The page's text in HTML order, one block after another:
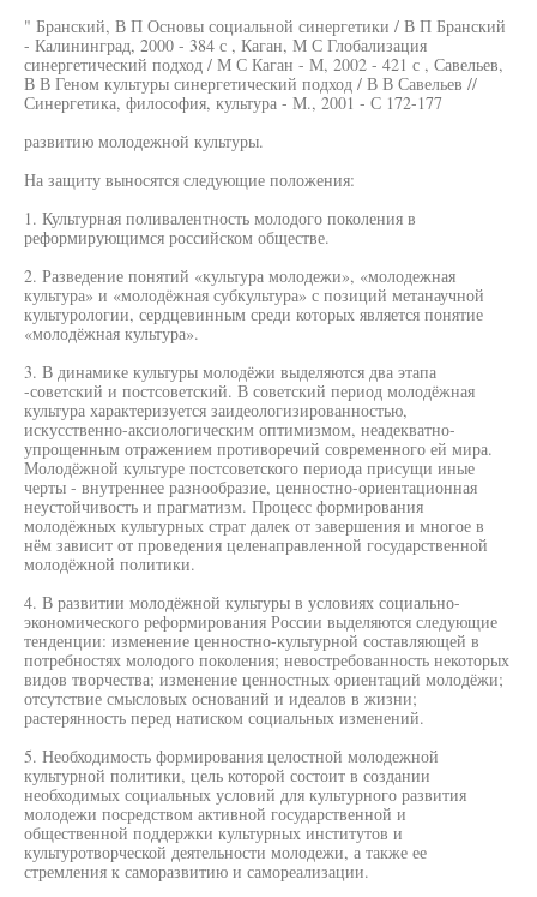
" Бранский, В П Основы социальной синергетики / В П Бранский
- Калининград, 2000 - 384 с , Каган, М С Глобализация
синергетический подход / М С Каган - М, 2002 - 421 с , Савельев,
В В Геном культуры синергетический подход / В В Савельев //
Синергетика, философия, культура - М., 2001 - С 172-177
развитию молодежной культуры.
На защиту выносятся следующие положения:
1. Культурная поливалентность молодого поколения в
реформирующимся российском обществе.
2. Разведение понятий «культура молодежи», «молодежная
культура» и «молодёжная субкультура» с позиций метанаучной
культурологии, сердцевинным среди которых является понятие
«молодёжная культура».
3. В динамике культуры молодёжи выделяются два этапа
-советский и постсоветский. В советский период молодёжная
культура характеризуется заидеологизированностью,
искусственно-аксиологическим оптимизмом, неадекватно-
упрощенным отражением противоречий современного ей мира.
Молодёжной культуре постсоветского периода присущи иные
черты - внутреннее разнообразие, ценностно-ориентационная
неустойчивость и прагматизм. Процесс формирования
молодёжных культурных страт далек от завершения и многое в
нём зависит от проведения целенаправленной государственной
молодёжной политики.
4. В развитии молодёжной культуры в условиях социально-
экономического реформирования России выделяются следующие
тенденции: изменение ценностно-культурной составляющей в
потребностях молодого поколения; невостребованность некоторых
видов творчества; изменение ценностных ориентаций молодёжи;
отсутствие смысловых оснований и идеалов в жизни;
растерянность перед натиском социальных изменений.
5. Необходимость формирования целостной молодежной
культурной политики, цель которой состоит в создании
необходимых социальных условий для культурного развития
молодежи посредством активной государственной и
общественной поддержки культурных институтов и
культуротворческой деятельности молодежи, а также ее
стремления к саморазвитию и самореализации.